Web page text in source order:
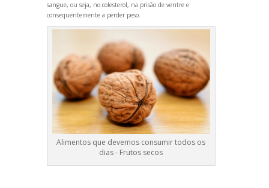
sangue, ou seja, no colesterol, na prisão de ventre e
consequentemente a perder peso.
Alimentos que devemos consumir todos os
dias - Frutos secos